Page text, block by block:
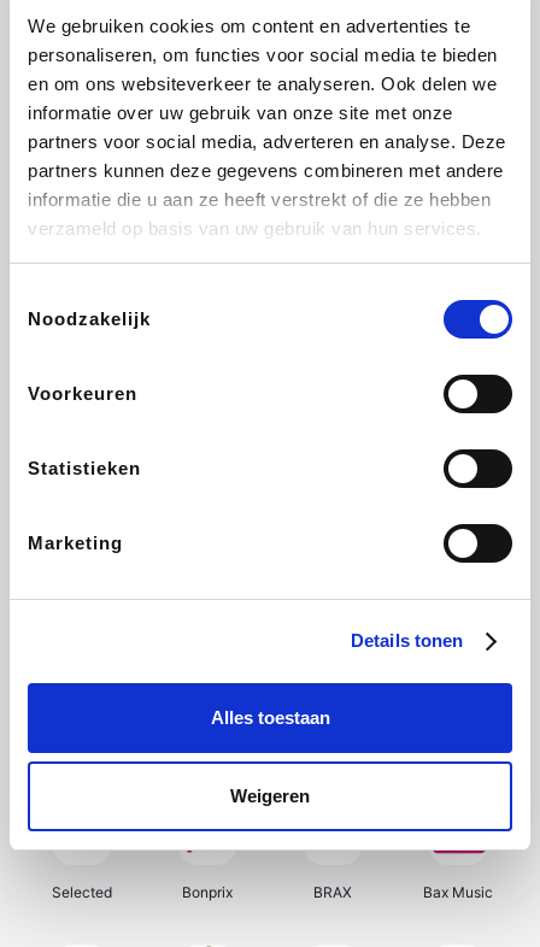
We gebruiken cookies om content en advertenties te
personaliseren, om functies voor social media te bieden
en om ons websiteverkeer te analyseren. Ook delen we
informatie over uw gebruik van onze site met onze
partners voor social media, adverteren en analyse. Deze
partners kunnen deze gegevens combineren met andere
informatie die u aan ze heeft verstrekt of die ze hebben
verzameld op basis van uw gebruik van hun services.
Noodzakelijk
Voorkeuren
Statistieken
Marketing
Details tonen
Alles toestaan
Weigeren
Weekendesk Sarenza Schiesser Interhome
Lufthansa
CheapTickets.be DeubaXXL
Samsung Delonghi Tennis Point My Jewellery
Selected Bonprix BRAX Bax Music